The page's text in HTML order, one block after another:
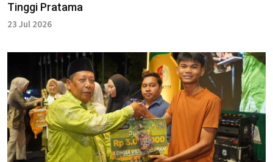
Tinggi Pratama
23 Jul 2026